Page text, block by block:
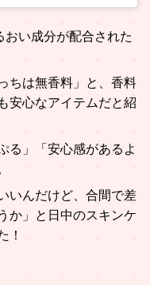
い成分が配合された
ちは無香料」と、香料
安心なアイテムだと紹
る」「安心感があるよ
いんだけど、合間で差
か」と日中のスキンケ
！